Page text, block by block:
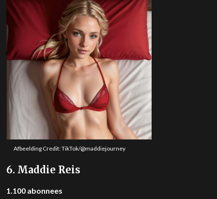
Afbeelding Credit: TikTok/@maddiejourney
6. Maddie Reis
1.100 abonnees